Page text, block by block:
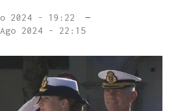
2024 - 19:22
—
2024 - 22:15